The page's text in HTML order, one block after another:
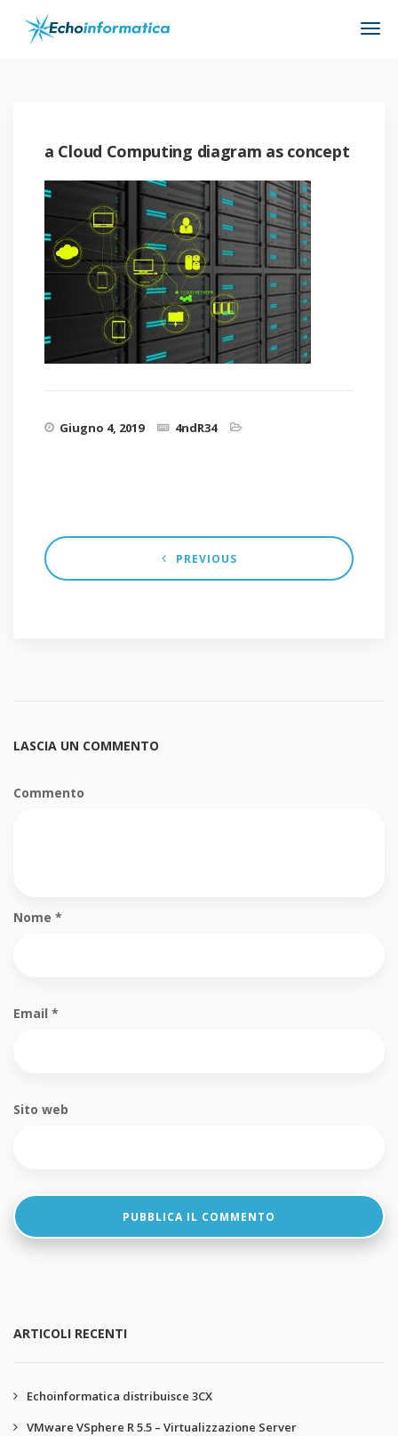
a Cloud Computing diagram as concept
Giugno 4, 2019 4ndR34
PREVIOUS
LASCIA UN COMMENTO
Commento
Nome *
Email *
Sito web
ARTICOLI RECENTI
Echoinformatica distribuisce 3CX
VMware VSphere R 5.5 – Virtualizzazione Server